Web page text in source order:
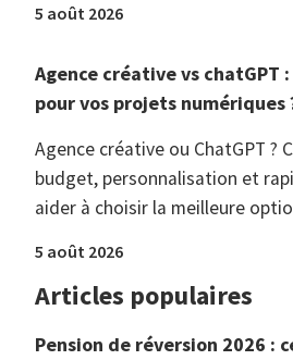
5 août 2026
Agence créative vs chatGPT
pour vos projets numériques
Agence créative ou ChatGPT ?
budget, personnalisation et
aider à choisir la meilleure
5 août 2026
Articles populaires
Pension de réversion 2026 :